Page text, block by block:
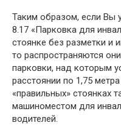
Таким образом, если Вы
8.17 «Парковка для
стоянке без разметки и
то распространяются
парковки, над которым
расстоянии по 1,75
«правильных» стоянках
машиноместом для
водителей.